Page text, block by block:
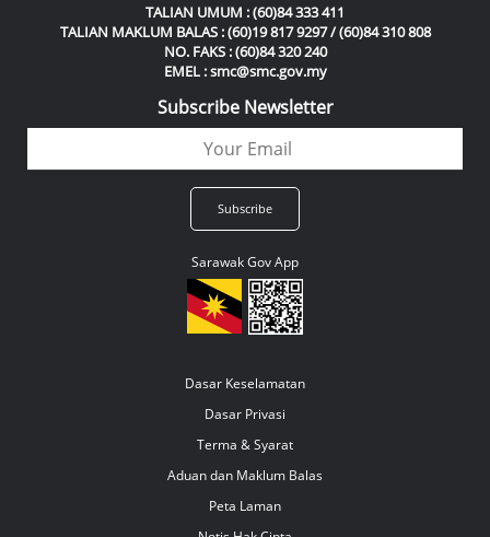
TALIAN UMUM : (60)84 333 411
TALIAN MAKLUM BALAS : (60)19 817 9297 / (60)84 310 808
NO. FAKS : (60)84 320 240
EMEL : smc@smc.gov.my
Subscribe Newsletter
Sarawak Gov App
Dasar Keselamatan
Dasar Privasi
Terma & Syarat
Aduan dan Maklum Balas
Peta Laman